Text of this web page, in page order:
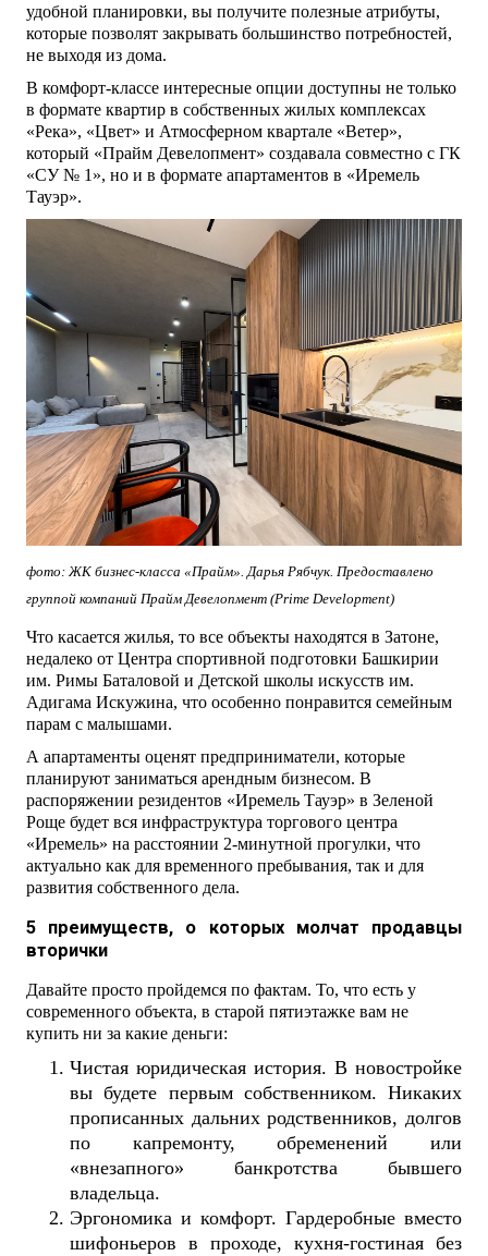
удобной планировки, вы получите полезные атрибуты,
которые позволят закрывать большинство потребностей,
не выходя из дома.
В комфорт-классе интересные опции доступны не только
в формате квартир в собственных жилых комплексах
«Река», «Цвет» и Атмосферном квартале «Ветер»,
который «Прайм Девелопмент» создавала совместно с ГК
«СУ № 1», но и в формате апартаментов в «Иремель
Тауэр».
фото: ЖК бизнес-класса «Прайм». Дарья Рябчук. Предоставлено
группой компаний Прайм Девелопмент (Prime Development)
Что касается жилья, то все объекты находятся в Затоне,
недалеко от Центра спортивной подготовки Башкирии
им. Римы Баталовой и Детской школы искусств им.
Адигама Искужина, что особенно понравится семейным
парам с малышами.
А апартаменты оценят предприниматели, которые
планируют заниматься арендным бизнесом. В
распоряжении резидентов «Иремель Тауэр» в Зеленой
Роще будет вся инфраструктура торгового центра
«Иремель» на расстоянии 2-минутной прогулки, что
актуально как для временного пребывания, так и для
развития собственного дела.
5 преимуществ, о которых молчат продавцы
вторички
Давайте просто пройдемся по фактам. То, что есть у
современного объекта, в старой пятиэтажке вам не
купить ни за какие деньги:
Чистая юридическая история. В новостройке
вы будете первым собственником. Никаких
прописанных дальних родственников, долгов
по капремонту, обременений или
«внезапного» банкротства бывшего
владельца.
Эргономика и комфорт. Гардеробные вместо
шифоньеров в проходе, кухня-гостиная без